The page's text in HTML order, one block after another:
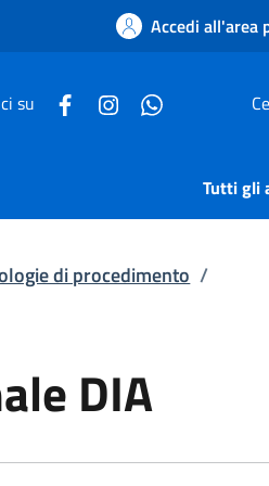
DIA |
Accedi all'area
su
Tutti gli
di procedimento /
DIA